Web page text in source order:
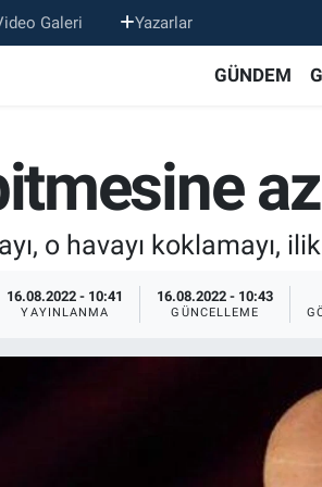
Galeri Yazarlar
GÜNDEM
o havayı koklamayı,
16.08.2022 - 10:41
YAYINLANMA
16.08.2022 - 10:43
GÜNCELLEME